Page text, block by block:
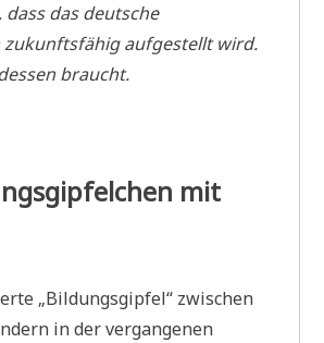
das deutsche
zukunftsfähig aufgestellt wird.
braucht.
mit
„Bildungsgipfel“ zwischen
in der vergangenen